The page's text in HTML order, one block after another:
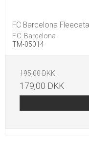
FC Barcelona
F.C. Barcelona
TM-05014
195,00 DKK
179,00 DKK